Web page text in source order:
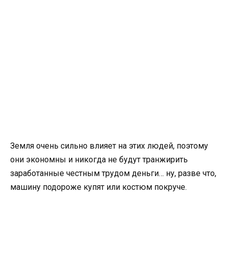
Земля очень сильно влияет на этих людей, поэтому
они экономны и никогда не будут транжирить
заработанные честным трудом деньги… ну, разве что,
машину подороже купят или костюм покруче.